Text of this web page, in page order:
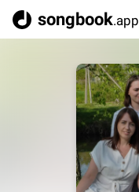
songbook.app